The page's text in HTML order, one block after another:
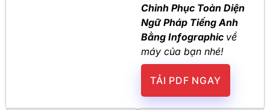
Chinh Phục Toàn Diện
Ngữ Pháp Tiếng Anh
Bằng Infographic về
máy của bạn nhé!
TẢI PDF NGAY